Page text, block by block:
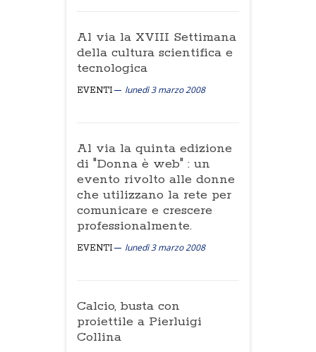
Al via la XVIII Settimana
della cultura scientifica e
tecnologica
EVENTI lunedì 3 marzo 2008
Al via la quinta edizione
di "Donna è web" : un
evento rivolto alle donne
che utilizzano la rete per
comunicare e crescere
professionalmente.
EVENTI lunedì 3 marzo 2008
Calcio, busta con
proiettile a Pierluigi
Collina